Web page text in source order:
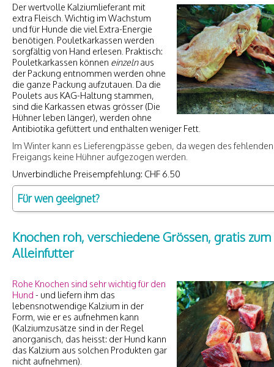
Der wertvolle Kalziumlieferant mit
extra Fleisch. Wichtig im Wachstum
und für Hunde die viel Extra-Energie
benötigen. Pouletkarkassen werden
sorgfältig von Hand erlesen. Praktisch:
Pouletkarkassen können einzelnaus
der Packung entnommen werden ohne
die ganze Packung aufzutauen. Da die
Poulets aus KAG-Haltung stammen,
sind die Karkassen etwas grösser (Die
Hühner leben länger), werden ohne
Antibiotika gefüttert und enthalten weniger Fett.
Im Winter kann es Lieferengpässe geben, da wegen des fehlenden
Freigangs keine Hühner aufgezogen werden.
Unverbindliche Preisempfehlung: CHF 6.50
Für wen geeignet?
Knochen roh, verschiedene Grössen, gratis zum
Alleinfutter
Rohe Knochen sind sehr wichtig für den
Hund - und liefern ihm das
lebensnotwendige Kalzium in der
Form, wie er es aufnehmen kann
(Kalziumzusätze sind in der Regel
anorganisch, das heisst: der Hund kann
das Kalzium aus solchen Produkten gar
nicht aufnehmen).